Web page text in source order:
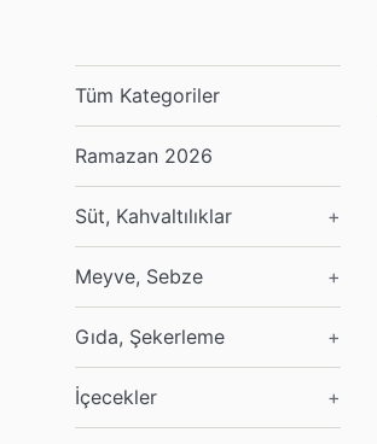
Tüm Kategoriler
Ramazan 2026
Süt, Kahvaltılıklar +
Meyve, Sebze +
Gıda, Şekerleme +
İçecekler +